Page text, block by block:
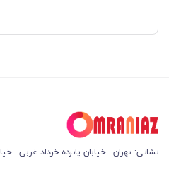
نشانی: تهران - خیابان پانزده خرداد غربی -